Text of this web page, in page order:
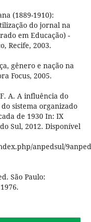
(1889-1910):
do jornal na
em Educação) -
Recife, 2003.
gênero e nação na
Focus, 2005.
A. A influência do
sistema organizado
de 1930 In: IX
Sul, 2012. Disponível
anpedsul/
São Paulo: